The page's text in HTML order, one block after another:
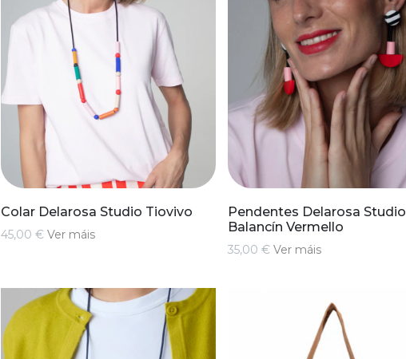
Colar Delarosa Studio Tiovivo
45,00 € Ver máis
Pendentes Delarosa Studio
Balancín Vermello
35,00 €Ver máis